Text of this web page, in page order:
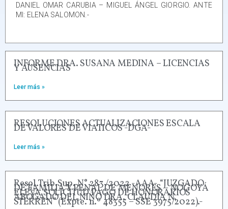
DANIEL OMAR CARUBIA – MIGUEL ÁNGEL GIORGIO. ANTE
MI: ELENA SALOMON.-
INFORME DRA. SUSANA MEDINA – LICENCIAS
Y AUSENCIAS
Leer más »
RESOLUCIONES ACTUALIZACIONES ESCALA
DE VALORES DE VIATICOS -DGA-
Leer más »
Resol.Trib.Sup. N° 283 /2022 -AAA- “JUZGADO
DE FAMILIA Y PENAL DE MENORES – NOGOYÁ
ELEVA SOLICITUD PAGO DE HONORARIOS
ABOGADO DEL NIÑO DRA. CLAUDIA N.
STERREN” (Expte. n.º 48355 – SSE 3975/2022).-